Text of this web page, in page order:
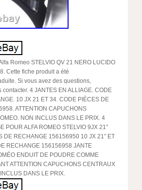
Romeo STELVIO QV 21 NERO LUCIDO
Cette fiche produit a été
Si vous avez des questions,
contacter. 4 JANTES EN ALLIAGE. CODE
10 JX 21 ET 34. CODE PIÈCES DE
ATTENTION CAPUCHONS
NON INCLUS DANS LE PRIX. 4
POUR ALFA ROMEO STELVIO 9JX 21″
DE RECHANGE 156156950 10 JX 21″ ET
RECHANGE 156156958 JANTE
ENDUIT DE POUDRE COMME
ATTENTION CAPUCHONS CENTRAUX
DANS LE PRIX.